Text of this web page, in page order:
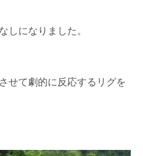
しになりました。
せて劇的に反応するリグを